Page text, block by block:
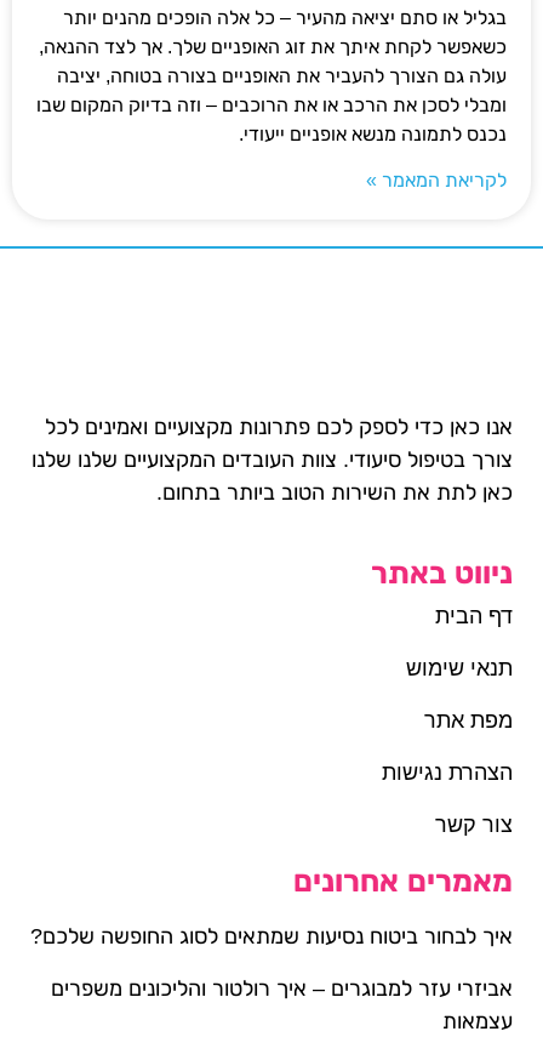
בגליל או סתם יציאה מהעיר – כל אלה הופכים מהנים יותר
כשאפשר לקחת איתך את זוג האופניים שלך. אך לצד ההנאה,
עולה גם הצורך להעביר את האופניים בצורה בטוחה, יציבה
ומבלי לסכן את הרכב או את הרוכבים – וזה בדיוק המקום שבו
נכנס לתמונה מנשא אופניים ייעודי.
לקריאת המאמר »
אנו כאן כדי לספק לכם פתרונות מקצועיים ואמינים לכל
צורך בטיפול סיעודי. צוות העובדים המקצועיים שלנו שלנו
כאן לתת את השירות הטוב ביותר בתחום.
ניווט באתר
דף הבית
תנאי שימוש
מפת אתר
הצהרת נגישות
צור קשר
מאמרים אחרונים
איך לבחור ביטוח נסיעות שמתאים לסוג החופשה שלכם?
אביזרי עזר למבוגרים – איך רולטור והליכונים משפרים
עצמאות